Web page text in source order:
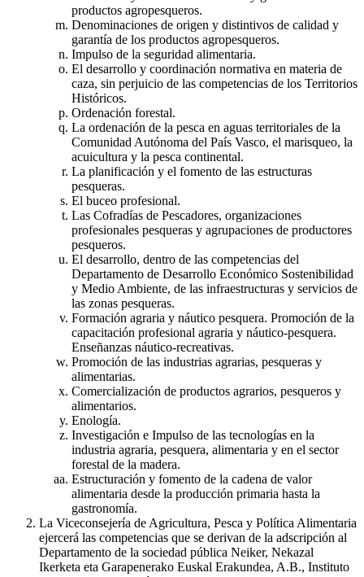
productos agropesqueros.
Denominaciones de origen y distintivos de calidad y
garantía de los productos agropesqueros.
Impulso de la seguridad alimentaria.
El desarrollo y coordinación normativa en materia de
caza, sin perjuicio de las competencias de los Territorios
Históricos.
Ordenación forestal.
La ordenación de la pesca en aguas territoriales de la
Comunidad Autónoma del País Vasco, el marisqueo, la
acuicultura y la pesca continental.
La planificación y el fomento de las estructuras
pesqueras.
El buceo profesional.
Las Cofradías de Pescadores, organizaciones
profesionales pesqueras y agrupaciones de productores
pesqueros.
El desarrollo, dentro de las competencias del
Departamento de Desarrollo Económico Sostenibilidad
y Medio Ambiente, de las infraestructuras y servicios de
las zonas pesqueras.
Formación agraria y náutico pesquera. Promoción de la
capacitación profesional agraria y náutico-pesquera.
Enseñanzas náutico-recreativas.
Promoción de las industrias agrarias, pesqueras y
alimentarias.
Comercialización de productos agrarios, pesqueros y
alimentarios.
Enología.
Investigación e Impulso de las tecnologías en la
industria agraria, pesquera, alimentaria y en el sector
forestal de la madera.
Estructuración y fomento de la cadena de valor
alimentaria desde la producción primaria hasta la
gastronomía.
La Viceconsejería de Agricultura, Pesca y Política Alimentaria
ejercerá las competencias que se derivan de la adscripción al
Departamento de la sociedad pública Neiker, Nekazal
Ikerketa eta Garapenerako Euskal Erakundea, A.B., Instituto